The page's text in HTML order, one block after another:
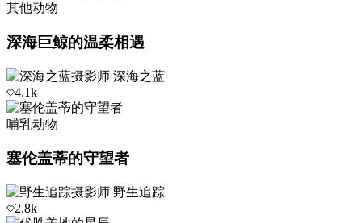
其他动物
深海巨鲸的温柔相遇
摄影师 深海之蓝
4.1k
哺乳动物
塞伦盖蒂的守望者
摄影师 野生追踪
2.8k